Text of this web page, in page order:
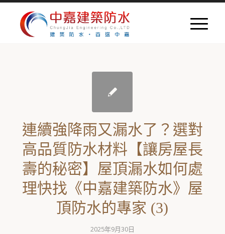
連續強降雨又漏水了？選對
高品質防水材料【讓房屋長
壽的秘密】屋頂漏水如何處
理快找《中嘉建築防水》屋
頂防水的專家 (3)
2025年9月30日